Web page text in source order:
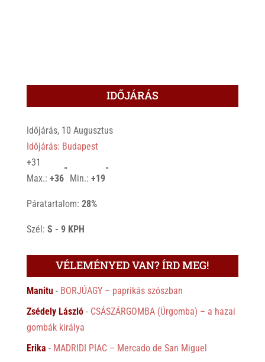
IDŐJÁRÁS
Időjárás, 10 Augusztus
Időjárás: Budapest
+31
Max.: +36
°
Min.: +19
°
Páratartalom: 28%
Szél: S - 9 KPH
VÉLEMÉNYED VAN? ÍRD MEG!
Manitu- BORJÚAGY – paprikás szószban
Zsédely László- CSÁSZÁRGOMBA (Úrgomba) – a hazai
gombák királya
Erika - MADRIDI PIAC – Mercado de San Miguel